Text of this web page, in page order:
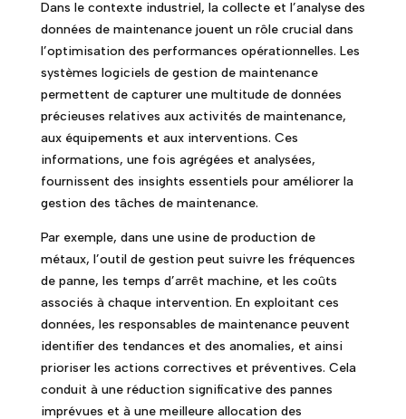
Dans le contexte industriel, la collecte et l’analyse des
données de maintenance jouent un rôle crucial dans
l’optimisation des performances opérationnelles. Les
systèmes logiciels de gestion de maintenance
permettent de capturer une multitude de données
précieuses relatives aux activités de maintenance,
aux équipements et aux interventions. Ces
informations, une fois agrégées et analysées,
fournissent des insights essentiels pour améliorer la
gestion des tâches de maintenance.
Par exemple, dans une usine de production de
métaux, l’outil de gestion peut suivre les fréquences
de panne, les temps d’arrêt machine, et les coûts
associés à chaque intervention. En exploitant ces
données, les responsables de maintenance peuvent
identifier des tendances et des anomalies, et ainsi
prioriser les actions correctives et préventives. Cela
conduit à une réduction significative des pannes
imprévues et à une meilleure allocation des